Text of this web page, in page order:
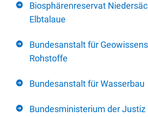
Biosphärenreservat
Elbtalaue
Bundesanstalt für
Rohstoffe
Bundesanstalt für Wasserbau
Bundesministerium der Justiz